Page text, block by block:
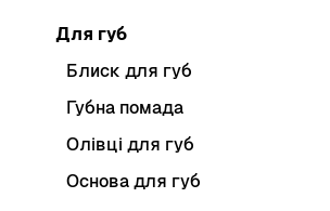
Для губ
Блиск для губ
Губна помада
Олівці для губ
Основа для губ